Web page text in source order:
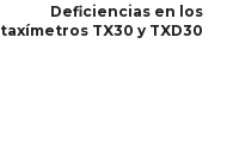
Deficiencias en los
taxímetros TX30 y TXD30